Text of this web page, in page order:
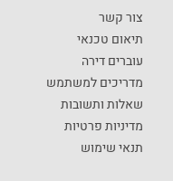
צור קשר
תיאום טכנאי
עוברים דירה
מדריכים למשתמש
שאלות ותשובות
מדיניות פרטיות
תנאי שימוש